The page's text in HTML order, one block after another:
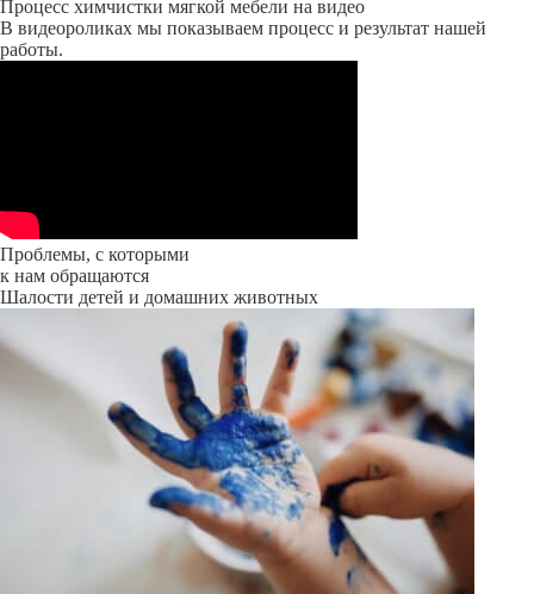
Процесс химчистки мягкой мебели на видео
В видеороликах мы показываем процесс и результат нашей
работы.
Проблемы, с которыми
к нам обращаются
Шалости детей и домашних животных